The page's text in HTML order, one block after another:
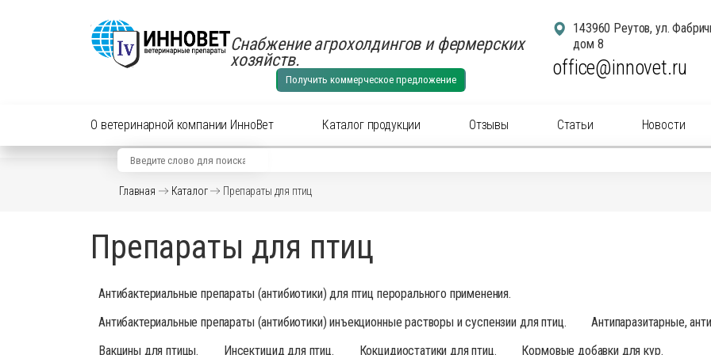
Снабжение агрохолдингов и фермерских
хозяйств.
143960 Реутов, ул.
дом 8
office@innovet.ru
Получить коммерческое предложение
О ветеринарной компании ИнноВет Каталог продукции Отзывы Статьи Новости
Вид животного
Препараты для КРС
Препараты для лошадей
Аксессуары: маркировка животных
Антибактериальные вет
Вакцины для животных
Витамины инъекционные для животных
Гормональныепрепаратыдля животных
Главная Каталог Препараты для птиц
Препараты для птиц
Антибактериальные препараты (антибиотики) для птиц перорального применения.
Антибактериальные препараты (антибиотики) инъекционные растворы и суспензии для птиц. Антипаразитарные,
Вакцины для птицы. Инсектицид для птиц. Кокцидиостатики для птиц. Кормовые добавки для кур.